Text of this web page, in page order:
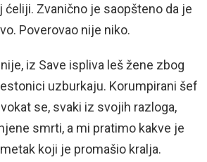
Zvanično je saopšteno da je
Poverovao nije niko.
iz Save ispliva leš žene zbog
uzburkaju. Korumpirani šef
se, svaki iz svojih razloga,
smrti, a mi pratimo kakve je
koji je promašio kralja.